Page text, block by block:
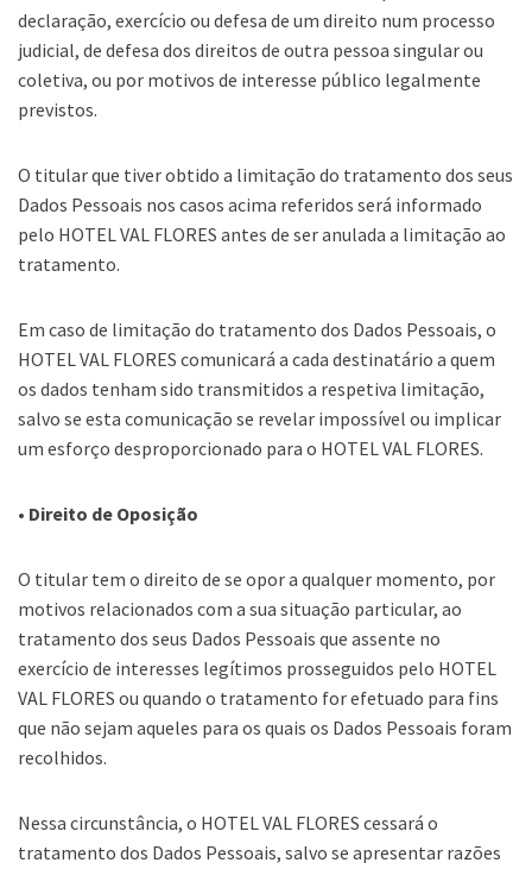
declaração, exercício ou defesa de um direito num processo
judicial, de defesa dos direitos de outra pessoa singular ou
coletiva, ou por motivos de interesse público legalmente
previstos.
O titular que tiver obtido a limitação do tratamento dos seus
Dados Pessoais nos casos acima referidos será informado
pelo HOTEL VAL FLORES antes de ser anulada a limitação ao
tratamento.
Em caso de limitação do tratamento dos Dados Pessoais, o
HOTEL VAL FLORES comunicará a cada destinatário a quem
os dados tenham sido transmitidos a respetiva limitação,
salvo se esta comunicação se revelar impossível ou implicar
um esforço desproporcionado para o HOTEL VAL FLORES.
• Direito de Oposição
O titular tem o direito de se opor a qualquer momento, por
motivos relacionados com a sua situação particular, ao
tratamento dos seus Dados Pessoais que assente no
exercício de interesses legítimos prosseguidos pelo HOTEL
VAL FLORES ou quando o tratamento for efetuado para fins
que não sejam aqueles para os quais os Dados Pessoais foram
recolhidos.
Nessa circunstância, o HOTEL VAL FLORES cessará o
tratamento dos Dados Pessoais, salvo se apresentar razões